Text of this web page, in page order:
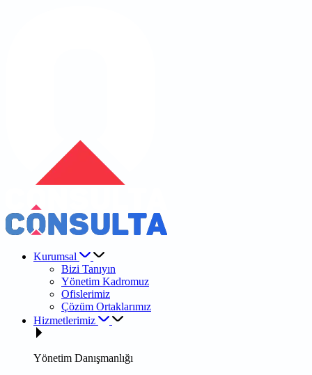
Kurumsal
Bizi Tanıyın
Yönetim Kadromuz
Ofislerimiz
Çözüm Ortaklarımız
Hizmetlerimiz
Yönetim Danışmanlığı